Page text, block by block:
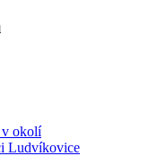
v okolí
Ludvíkovice